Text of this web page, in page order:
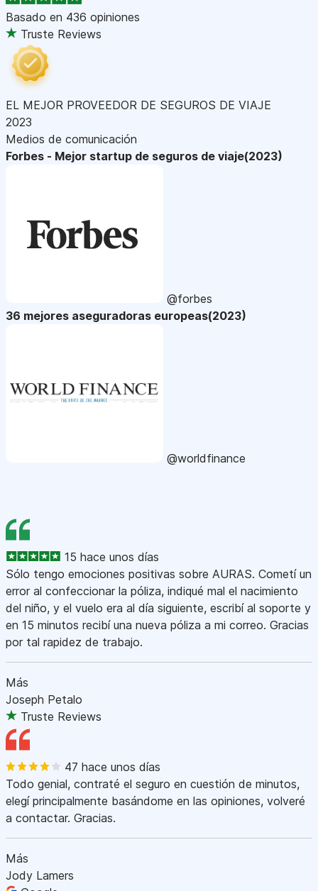
Basado en 436 opiniones
Truste Reviews
EL MEJOR PROVEEDOR DE SEGUROS DE VIAJE
2023
Medios de comunicación
Forbes - Mejor startup de seguros de viaje(2023)
@forbes
36 mejores aseguradoras europeas(2023)
@worldfinance
15 hace unos días
Sólo tengo emociones positivas sobre AURAS. Cometí un
error al confeccionar la póliza, indiqué mal el nacimiento
del niño, y el vuelo era al día siguiente, escribí al soporte y
en 15 minutos recibí una nueva póliza a mi correo. Gracias
por tal rapidez de trabajo.
Más
Joseph Petalo
Truste Reviews
47 hace unos días
Todo genial, contraté el seguro en cuestión de minutos,
elegí principalmente basándome en las opiniones, volveré
a contactar. Gracias.
Más
Jody Lamers